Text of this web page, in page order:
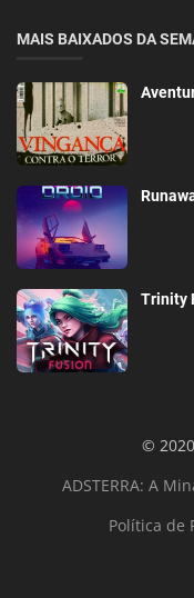
MAIS BAIXADOS DA
Trinity
©
ADSTERRA: A
Política de